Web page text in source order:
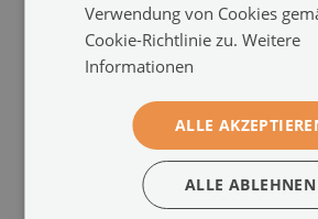
Verwendung von Cookies
Cookie-Richtlinie zu.Weitere
Informationen
ALLE
ALLE ABLEHNEN